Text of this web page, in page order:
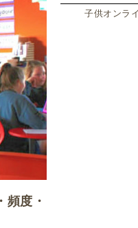
頻度・
子供オンラ